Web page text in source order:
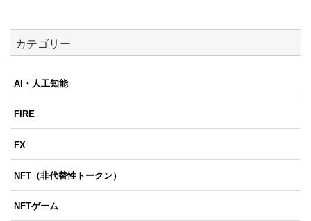
カテゴリー
AI・人工知能
FIRE
FX
NFT（非代替性トークン）
NFTゲーム